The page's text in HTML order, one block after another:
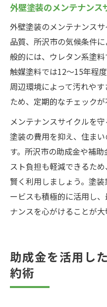
外壁塗装のメンテナンス
外壁塗装のメンテナンス
品質、所沢市の気候条件
般的には、ウレタン系塗
触媒塗料では12〜15年程
周辺環境によって汚れや
ため、定期的なチェックが
メンテナンスサイクルを
塗装の費用を抑え、住ま
す。所沢市の助成金や補
スト負担も軽減できるた
賢く利用しましょう。塗
ービスも積極的に活用し
ナンスを心がけることが大
助成金を活用し
約術